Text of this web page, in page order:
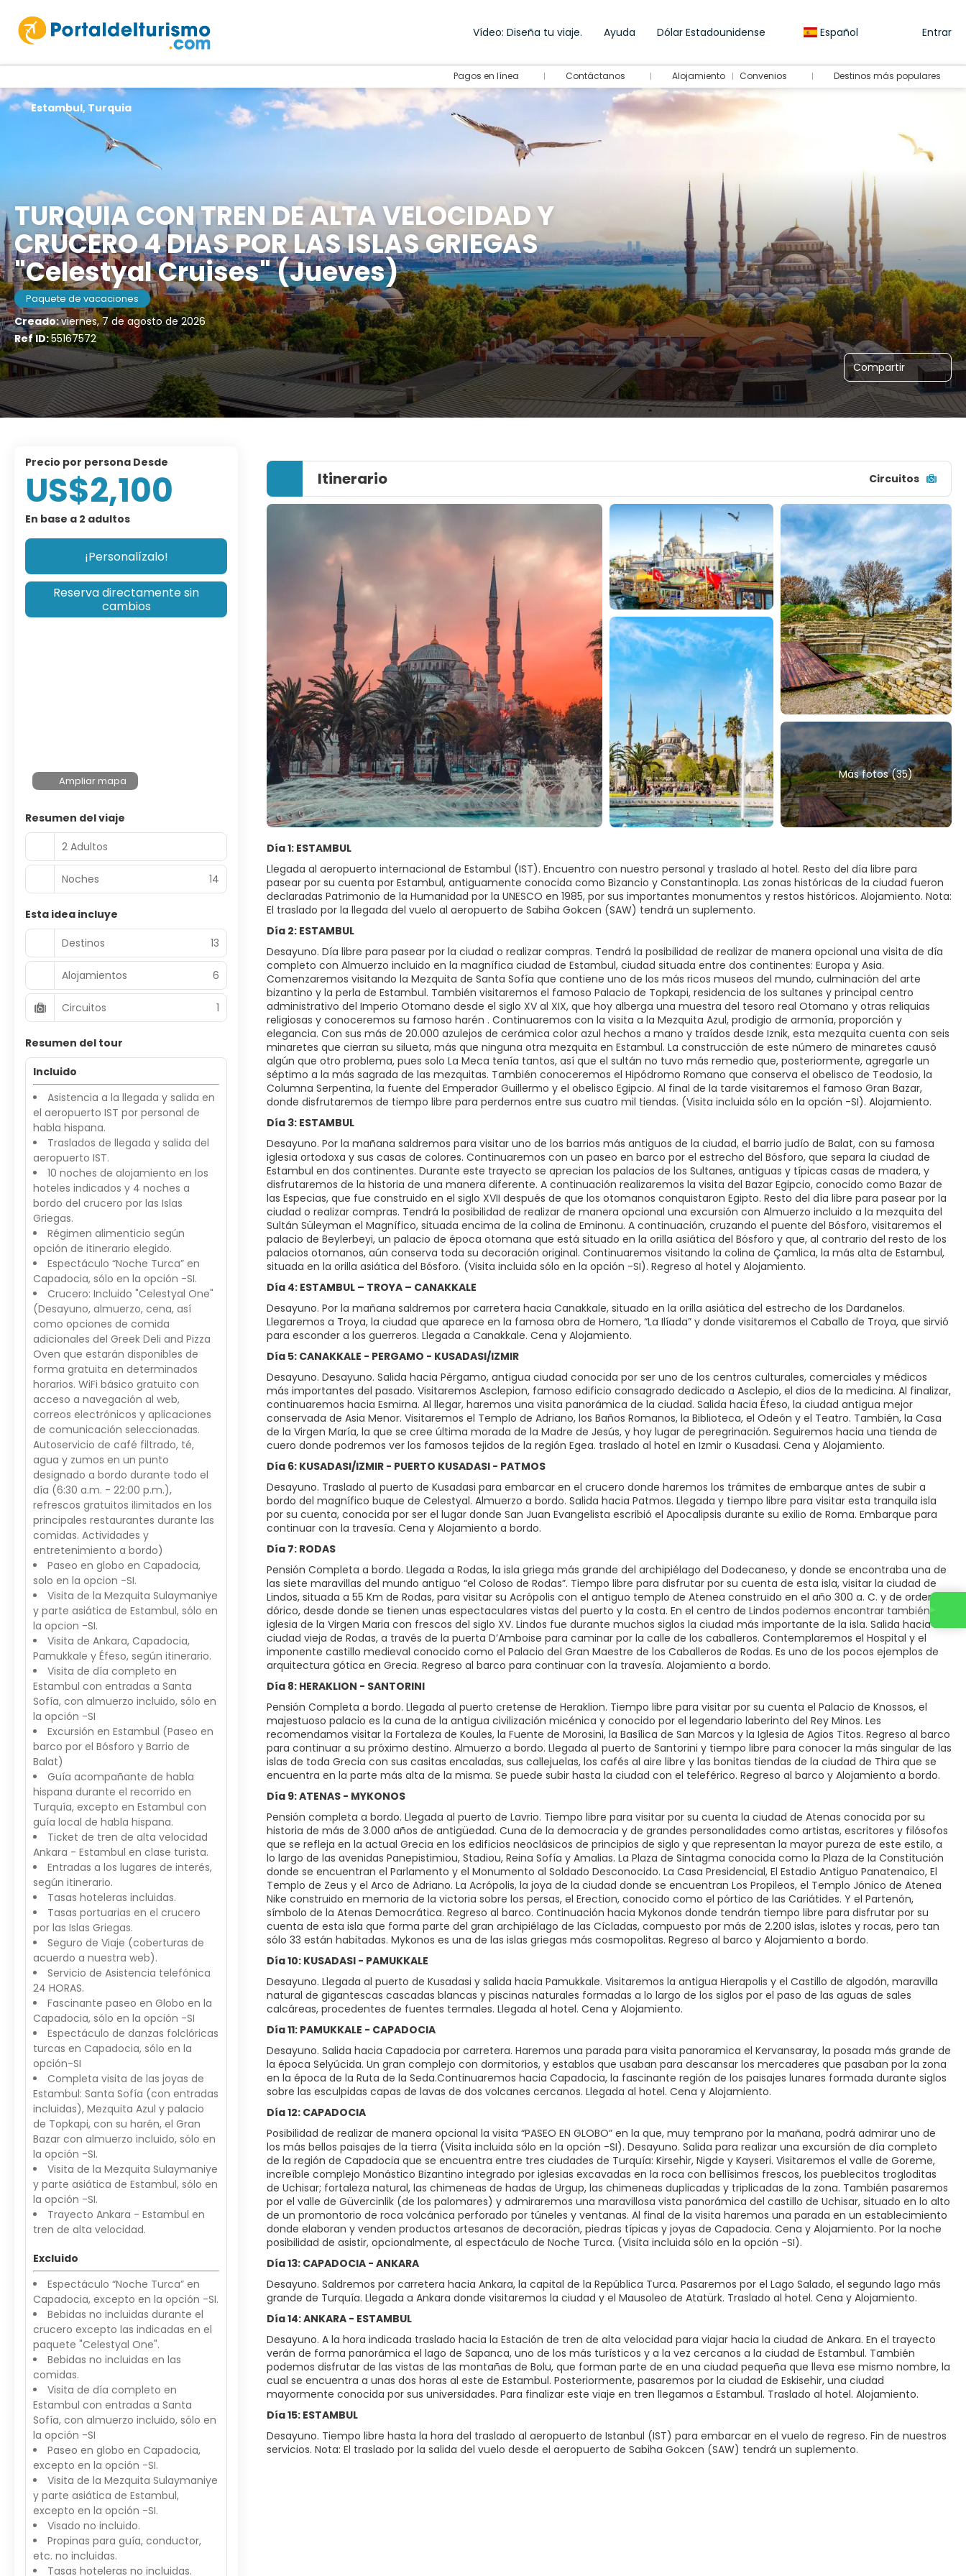
Vídeo: Diseña tu viaje. Ayuda Dólar Estadounidense Español Entrar
Pagos en línea Contáctanos Alojamiento Convenios Destinos más populares
TURQUIA CON TREN DE ALTA VELOCIDAD Y
CRUCERO 4 DIAS POR LAS ISLAS GRIEGAS
"Celestyal Cruises" (Jueves)
Paquete de vacaciones
Creado:viernes, 7 de agosto de 2026
Ref ID:55167572
Compartir
Estambul, Turquia
Itinerario Circuitos
Más fotos (35)
Día 1: ESTAMBUL
Llegada al aeropuerto internacional de Estambul (IST). Encuentro con nuestro personal y traslado al hotel. Resto del día libre para
pasear por su cuenta por Estambul, antiguamente conocida como Bizancio y Constantinopla. Las zonas históricas de la ciudad fueron
declaradas Patrimonio de la Humanidad por la UNESCO en 1985, por sus importantes monumentos y restos históricos. Alojamiento. Nota:
El traslado por la llegada del vuelo al aeropuerto de Sabiha Gokcen (SAW) tendrá un suplemento.
Día 2: ESTAMBUL
Desayuno. Día libre para pasear por la ciudad o realizar compras. Tendrá la posibilidad de realizar de manera opcional una visita de día
completo con Almuerzo incluido en la magnífica ciudad de Estambul, ciudad situada entre dos continentes: Europa y Asia.
Comenzaremos visitando la Mezquita de Santa Sofía que contiene uno de los más ricos museos del mundo, culminación del arte
bizantino y la perla de Estambul. También visitaremos el famoso Palacio de Topkapi, residencia de los sultanes y principal centro
administrativo del Imperio Otomano desde el siglo XV al XIX, que hoy alberga una muestra del tesoro real Otomano y otras reliquias
religiosas y conoceremos su famoso harén . Continuaremos con la visita a la Mezquita Azul, prodigio de armonía, proporción y
elegancia. Con sus más de 20.000 azulejos de cerámica color azul hechos a mano y traídos desde Iznik, esta mezquita cuenta con seis
minaretes que cierran su silueta, más que ninguna otra mezquita en Estambul. La construcción de este número de minaretes causó
algún que otro problema, pues solo La Meca tenía tantos, así que el sultán no tuvo más remedio que, posteriormente, agregarle un
séptimo a la más sagrada de las mezquitas. También conoceremos el Hipódromo Romano que conserva el obelisco de Teodosio, la
Columna Serpentina, la fuente del Emperador Guillermo y el obelisco Egipcio. Al final de la tarde visitaremos el famoso Gran Bazar,
donde disfrutaremos de tiempo libre para perdernos entre sus cuatro mil tiendas. (Visita incluida sólo en la opción -SI). Alojamiento.
Día 3: ESTAMBUL
Desayuno. Por la mañana saldremos para visitar uno de los barrios más antiguos de la ciudad, el barrio judío de Balat, con su famosa
iglesia ortodoxa y sus casas de colores. Continuaremos con un paseo en barco por el estrecho del Bósforo, que separa la ciudad de
Estambul en dos continentes. Durante este trayecto se aprecian los palacios de los Sultanes, antiguas y típicas casas de madera, y
disfrutaremos de la historia de una manera diferente. A continuación realizaremos la visita del Bazar Egipcio, conocido como Bazar de
las Especias, que fue construido en el siglo XVII después de que los otomanos conquistaron Egipto. Resto del día libre para pasear por la
ciudad o realizar compras. Tendrá la posibilidad de realizar de manera opcional una excursión con Almuerzo incluido a la mezquita del
Sultán Süleyman el Magnífico, situada encima de la colina de Eminonu. A continuación, cruzando el puente del Bósforo, visitaremos el
palacio de Beylerbeyi, un palacio de época otomana que está situado en la orilla asiática del Bósforo y que, al contrario del resto de los
palacios otomanos, aún conserva toda su decoración original. Continuaremos visitando la colina de Çamlica, la más alta de Estambul,
situada en la orilla asiática del Bósforo. (Visita incluida sólo en la opción -SI). Regreso al hotel y Alojamiento.
Día 4: ESTAMBUL – TROYA – CANAKKALE
Desayuno. Por la mañana saldremos por carretera hacia Canakkale, situado en la orilla asiática del estrecho de los Dardanelos.
Llegaremos a Troya, la ciudad que aparece en la famosa obra de Homero, “La Ilíada” y donde visitaremos el Caballo de Troya, que sirvió
para esconder a los guerreros. Llegada a Canakkale. Cena y Alojamiento.
Día 5: CANAKKALE - PERGAMO - KUSADASI/IZMIR
Desayuno. Desayuno. Salida hacia Pérgamo, antigua ciudad conocida por ser uno de los centros culturales, comerciales y médicos
más importantes del pasado. Visitaremos Asclepion, famoso edificio consagrado dedicado a Asclepio, el dios de la medicina. Al finalizar,
continuaremos hacia Esmirna. Al llegar, haremos una visita panorámica de la ciudad. Salida hacia Éfeso, la ciudad antigua mejor
conservada de Asia Menor. Visitaremos el Templo de Adriano, los Baños Romanos, la Biblioteca, el Odeón y el Teatro. También, la Casa
de la Virgen María, la que se cree última morada de la Madre de Jesús, y hoy lugar de peregrinación. Seguiremos hacia una tienda de
cuero donde podremos ver los famosos tejidos de la región Egea. traslado al hotel en Izmir o Kusadasi. Cena y Alojamiento.
Día 6: KUSADASI/IZMIR - PUERTO KUSADASI - PATMOS
Desayuno. Traslado al puerto de Kusadasi para embarcar en el crucero donde haremos los trámites de embarque antes de subir a
bordo del magnífico buque de Celestyal. Almuerzo a bordo. Salida hacia Patmos. Llegada y tiempo libre para visitar esta tranquila isla
por su cuenta, conocida por ser el lugar donde San Juan Evangelista escribió el Apocalipsis durante su exilio de Roma. Embarque para
continuar con la travesía. Cena y Alojamiento a bordo.
Día 7: RODAS
Pensión Completa a bordo. Llegada a Rodas, la isla griega más grande del archipiélago del Dodecaneso, y donde se encontraba una de
las siete maravillas del mundo antiguo “el Coloso de Rodas”. Tiempo libre para disfrutar por su cuenta de esta isla, visitar la ciudad de
Lindos, situada a 55 Km de Rodas, para visitar su Acrópolis con el antiguo templo de Atenea construido en el año 300 a. C. y de orden
dórico, desde donde se tienen unas espectaculares vistas del puerto y la costa. En el centro de Lindos podemos encontrar también la
iglesia de la Virgen Maria con frescos del siglo XV. Lindos fue durante muchos siglos la ciudad más importante de la isla. Salida hacia la
ciudad vieja de Rodas, a través de la puerta D’Amboise para caminar por la calle de los caballeros. Contemplaremos el Hospital y el
imponente castillo medieval conocido como el Palacio del Gran Maestre de los Caballeros de Rodas. Es uno de los pocos ejemplos de
arquitectura gótica en Grecia. Regreso al barco para continuar con la travesía. Alojamiento a bordo.
Día 8: HERAKLION - SANTORINI
Pensión Completa a bordo. Llegada al puerto cretense de Heraklion. Tiempo libre para visitar por su cuenta el Palacio de Knossos, el
majestuoso palacio es la cuna de la antigua civilización micénica y conocido por el legendario laberinto del Rey Minos. Les
recomendamos visitar la Fortaleza de Koules, la Fuente de Morosini, la Basílica de San Marcos y la Iglesia de Agios Titos. Regreso al barco
para continuar a su próximo destino. Almuerzo a bordo. Llegada al puerto de Santorini y tiempo libre para conocer la más singular de las
islas de toda Grecia con sus casitas encaladas, sus callejuelas, los cafés al aire libre y las bonitas tiendas de la ciudad de Thira que se
encuentra en la parte más alta de la misma. Se puede subir hasta la ciudad con el teleférico. Regreso al barco y Alojamiento a bordo.
Día 9: ATENAS - MYKONOS
Pensión completa a bordo. Llegada al puerto de Lavrio. Tiempo libre para visitar por su cuenta la ciudad de Atenas conocida por su
historia de más de 3.000 años de antigüedad. Cuna de la democracia y de grandes personalidades como artistas, escritores y filósofos
que se refleja en la actual Grecia en los edificios neoclásicos de principios de siglo y que representan la mayor pureza de este estilo, a
lo largo de las avenidas Panepistimiou, Stadiou, Reina Sofía y Amalias. La Plaza de Sintagma conocida como la Plaza de la Constitución
donde se encuentran el Parlamento y el Monumento al Soldado Desconocido. La Casa Presidencial, El Estadio Antiguo Panatenaico, El
Templo de Zeus y el Arco de Adriano. La Acrópolis, la joya de la ciudad donde se encuentran Los Propileos, el Templo Jónico de Atenea
Nike construido en memoria de la victoria sobre los persas, el Erection, conocido como el pórtico de las Cariátides. Y el Partenón,
símbolo de la Atenas Democrática. Regreso al barco. Continuación hacia Mykonos donde tendrán tiempo libre para disfrutar por su
cuenta de esta isla que forma parte del gran archipiélago de las Cícladas, compuesto por más de 2.200 islas, islotes y rocas, pero tan
sólo 33 están habitadas. Mykonos es una de las islas griegas más cosmopolitas. Regreso al barco y Alojamiento a bordo.
Día 10: KUSADASI - PAMUKKALE
Desayuno. Llegada al puerto de Kusadasi y salida hacia Pamukkale. Visitaremos la antigua Hierapolis y el Castillo de algodón, maravilla
natural de gigantescas cascadas blancas y piscinas naturales formadas a lo largo de los siglos por el paso de las aguas de sales
calcáreas, procedentes de fuentes termales. Llegada al hotel. Cena y Alojamiento.
Día 11: PAMUKKALE - CAPADOCIA
Desayuno. Salida hacia Capadocia por carretera. Haremos una parada para visita panoramica el Kervansaray, la posada más grande de
la época Selyúcida. Un gran complejo con dormitorios, y establos que usaban para descansar los mercaderes que pasaban por la zona
en la época de la Ruta de la Seda.Continuaremos hacia Capadocia, la fascinante región de los paisajes lunares formada durante siglos
sobre las esculpidas capas de lavas de dos volcanes cercanos. Llegada al hotel. Cena y Alojamiento.
Día 12: CAPADOCIA
Posibilidad de realizar de manera opcional la visita “PASEO EN GLOBO” en la que, muy temprano por la mañana, podrá admirar uno de
los más bellos paisajes de la tierra (Visita incluida sólo en la opción -SI). Desayuno. Salida para realizar una excursión de día completo
de la región de Capadocia que se encuentra entre tres ciudades de Turquía: Kirsehir, Nigde y Kayseri. Visitaremos el valle de Goreme,
increíble complejo Monástico Bizantino integrado por iglesias excavadas en la roca con bellísimos frescos, los pueblecitos trogloditas
de Uchisar; fortaleza natural, las chimeneas de hadas de Urgup, las chimeneas duplicadas y triplicadas de la zona. También pasaremos
por el valle de Güvercinlik (de los palomares) y admiraremos una maravillosa vista panorámica del castillo de Uchisar, situado en lo alto
de un promontorio de roca volcánica perforado por túneles y ventanas. Al final de la visita haremos una parada en un establecimiento
donde elaboran y venden productos artesanos de decoración, piedras típicas y joyas de Capadocia. Cena y Alojamiento. Por la noche
posibilidad de asistir, opcionalmente, al espectáculo de Noche Turca. (Visita incluida sólo en la opción -SI).
Día 13: CAPADOCIA - ANKARA
Desayuno. Saldremos por carretera hacia Ankara, la capital de la República Turca. Pasaremos por el Lago Salado, el segundo lago más
grande de Turquía. Llegada a Ankara donde visitaremos la ciudad y el Mausoleo de Atatürk. Traslado al hotel. Cena y Alojamiento.
Día 14: ANKARA - ESTAMBUL
Desayuno. A la hora indicada traslado hacia la Estación de tren de alta velocidad para viajar hacia la ciudad de Ankara. En el trayecto
verán de forma panorámica el lago de Sapanca, uno de los más turísticos y a la vez cercanos a la ciudad de Estambul. También
podemos disfrutar de las vistas de las montañas de Bolu, que forman parte de en una ciudad pequeña que lleva ese mismo nombre, la
cual se encuentra a unas dos horas al este de Estambul. Posteriormente, pasaremos por la ciudad de Eskisehir, una ciudad
mayormente conocida por sus universidades. Para finalizar este viaje en tren llegamos a Estambul. Traslado al hotel. Alojamiento.
Día 15: ESTAMBUL
Desayuno. Tiempo libre hasta la hora del traslado al aeropuerto de Istanbul (IST) para embarcar en el vuelo de regreso. Fin de nuestros
servicios. Nota: El traslado por la salida del vuelo desde el aeropuerto de Sabiha Gokcen (SAW) tendrá un suplemento.
precio por persona Desde
US$2,100
En base a 2 adultos
¡Personalízalo!
Reserva directamente sin
cambios
Ampliar mapa
Resumen del viaje
2 Adultos
Noches 14
Esta idea incluye
Destinos
13
Alojamientos 6
Circuitos 1
Resumen del tour
Incluido
Asistencia a la llegada y salida en
el aeropuerto IST por personal de
habla hispana.
Traslados de llegada y salida del
aeropuerto IST.
10 noches de alojamiento en los
hoteles indicados y 4 noches a
bordo del crucero por las Islas
Griegas.
Régimen alimenticio según
opción de itinerario elegido.
Espectáculo “Noche Turca” en
Capadocia, sólo en la opción -SI.
Crucero: Incluido "Celestyal One"
(Desayuno, almuerzo, cena, así
como opciones de comida
adicionales del Greek Deli and Pizza
Oven que estarán disponibles de
forma gratuita en determinados
horarios. WiFi básico gratuito con
acceso a navegación al web,
correos electrónicos y aplicaciones
de comunicación seleccionadas.
Autoservicio de café filtrado, té,
agua y zumos en un punto
designado a bordo durante todo el
día (6:30 a.m. - 22:00 p.m.),
refrescos gratuitos ilimitados en los
principales restaurantes durante las
comidas. Actividades y
entretenimiento a bordo)
Paseo en globo en Capadocia,
solo en la opcion -SI.
Visita de la Mezquita Sulaymaniye
y parte asiática de Estambul, sólo en
la opcion -SI.
Visita de Ankara, Capadocia,
Pamukkale y Éfeso, según itinerario.
Visita de día completo en
Estambul con entradas a Santa
Sofía, con almuerzo incluido, sólo en
la opción -SI
Excursión en Estambul (Paseo en
barco por el Bósforo y Barrio de
Balat)
Guía acompañante de habla
hispana durante el recorrido en
Turquía, excepto en Estambul con
guía local de habla hispana.
Ticket de tren de alta velocidad
Ankara - Estambul en clase turista.
Entradas a los lugares de interés,
según itinerario.
Tasas hoteleras incluidas.
Tasas portuarias en el crucero
por las Islas Griegas.
Seguro de Viaje (coberturas de
acuerdo a nuestra web).
Servicio de Asistencia telefónica
24 HORAS.
Fascinante paseo en Globo en la
Capadocia, sólo en la opción -SI
Espectáculo de danzas folclóricas
turcas en Capadocia, sólo en la
opción-SI
Completa visita de las joyas de
Estambul: Santa Sofía (con entradas
incluidas), Mezquita Azul y palacio
de Topkapi, con su harén, el Gran
Bazar con almuerzo incluido, sólo en
la opción -SI.
Visita de la Mezquita Sulaymaniye
y parte asiática de Estambul, sólo en
la opción -SI.
Trayecto Ankara - Estambul en
tren de alta velocidad.
Excluido
Espectáculo “Noche Turca” en
Capadocia, excepto en la opción -SI.
Bebidas no incluidas durante el
crucero excepto las indicadas en el
paquete "Celestyal One".
Bebidas no incluidas en las
comidas.
Visita de día completo en
Estambul con entradas a Santa
Sofía, con almuerzo incluido, sólo en
la opción -SI
Paseo en globo en Capadocia,
excepto en la opción -SI.
Visita de la Mezquita Sulaymaniye
y parte asiática de Estambul,
excepto en la opción -SI.
Visado no incluido.
Propinas para guía, conductor,
etc. no incluidas.
Tasas hoteleras no incluidas.
Contacta con nosotros